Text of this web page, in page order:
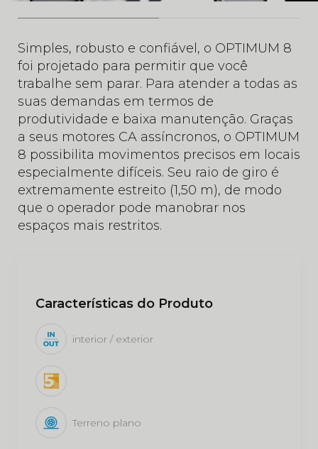
Simples, robusto e confiável, o OPTIMUM 8
foi projetado para permitir que você
trabalhe sem parar. Para atender a todas as
suas demandas em termos de
produtividade e baixa manutenção. Graças
a seus motores CA assíncronos, o OPTIMUM
8 possibilita movimentos precisos em locais
especialmente difíceis. Seu raio de giro é
extremamente estreito (1,50 m), de modo
que o operador pode manobrar nos
espaços mais restritos.
Características do Produto
interior / exterior
Terreno plano